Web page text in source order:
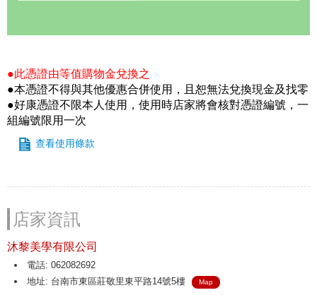
●此憑證由等值購物金兌換之
●本憑證不得與其他優惠合併使用，且恕無法兌換現金及找零
●好康憑證不限本人使用，使用時店家將會核對憑證編號，一
組編號限用一次
查看使用條款
店家資訊
沐黎美學有限公司
電話: 062082692
地址: 台南市東區莊敬里東平路14號5樓
Map